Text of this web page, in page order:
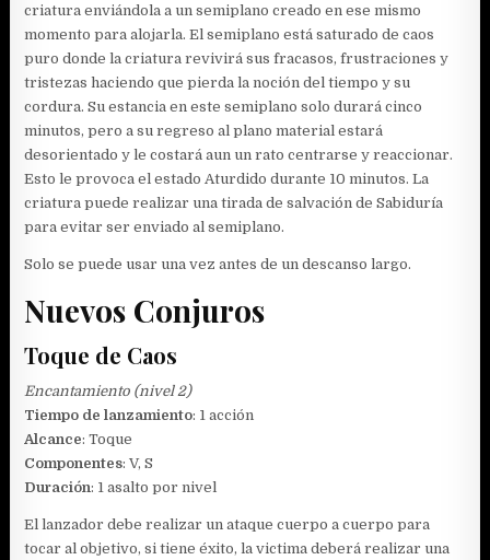
criatura enviándola a un semiplano creado en ese mismo
momento para alojarla. El semiplano está saturado de caos
puro donde la criatura revivirá sus fracasos, frustraciones y
tristezas haciendo que pierda la noción del tiempo y su
cordura. Su estancia en este semiplano solo durará cinco
minutos, pero a su regreso al plano material estará
desorientado y le costará aun un rato centrarse y reaccionar.
Esto le provoca el estado Aturdido durante 10 minutos. La
criatura puede realizar una tirada de salvación de Sabiduría
para evitar ser enviado al semiplano.
Solo se puede usar una vez antes de un descanso largo.
Nuevos Conjuros
Toque de Caos
Encantamiento (nivel 2)
Tiempo de lanzamiento: 1 acción
Alcance: Toque
Componentes: V, S
Duración: 1 asalto por nivel
El lanzador debe realizar un ataque cuerpo a cuerpo para
tocar al objetivo, si tiene éxito, la victima deberá realizar una